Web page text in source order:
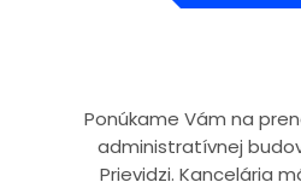
Ponúkame Vám na
administratívnej
Prievidzi. Kancelária